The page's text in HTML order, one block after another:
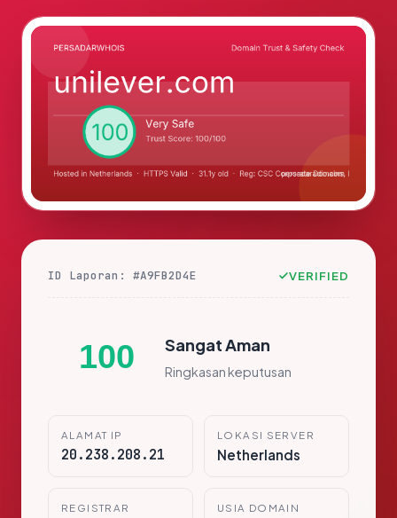
ID Laporan: #A9FB2D4E VERIFIED
100 Sangat Aman
Ringkasan keputusan
ALAMAT IP
20.238.208.21
LOKASI SERVER
Netherlands
REGISTRAR USIA DOMAIN